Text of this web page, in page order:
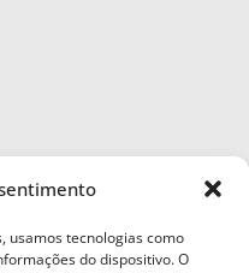
usamos tecnologias como
do dispositivo. O